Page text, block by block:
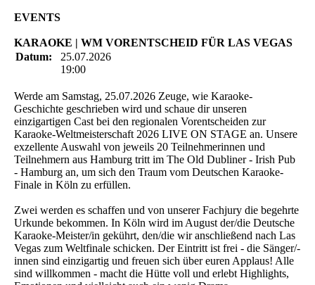
EVENTS
KARAOKE | WM VORENTSCHEID FÜR LAS VEGAS
Datum:
25.07.2026
19:00
Werde am Samstag, 25.07.2026 Zeuge, wie Karaoke-
Geschichte geschrieben wird und schaue dir unseren
einzigartigen Cast bei den regionalen Vorentscheiden zur
Karaoke-Weltmeisterschaft 2026 LIVE ON STAGE an. Unsere
exzellente Auswahl von jeweils 20 Teilnehmerinnen und
Teilnehmern aus Hamburg tritt im The Old Dubliner - Irish Pub
- Hamburg an, um sich den Traum vom Deutschen Karaoke-
Finale in Köln zu erfüllen.
Zwei werden es schaffen und von unserer Fachjury die begehrte
Urkunde bekommen. In Köln wird im August der/die Deutsche
Karaoke-Meister/in gekührt, den/die wir anschließend nach Las
Vegas zum Weltfinale schicken. Der Eintritt ist frei - die Sänger/-
innen sind einzigartig und freuen sich über euren Applaus! Alle
sind willkommen - macht die Hütte voll und erlebt Highlights,